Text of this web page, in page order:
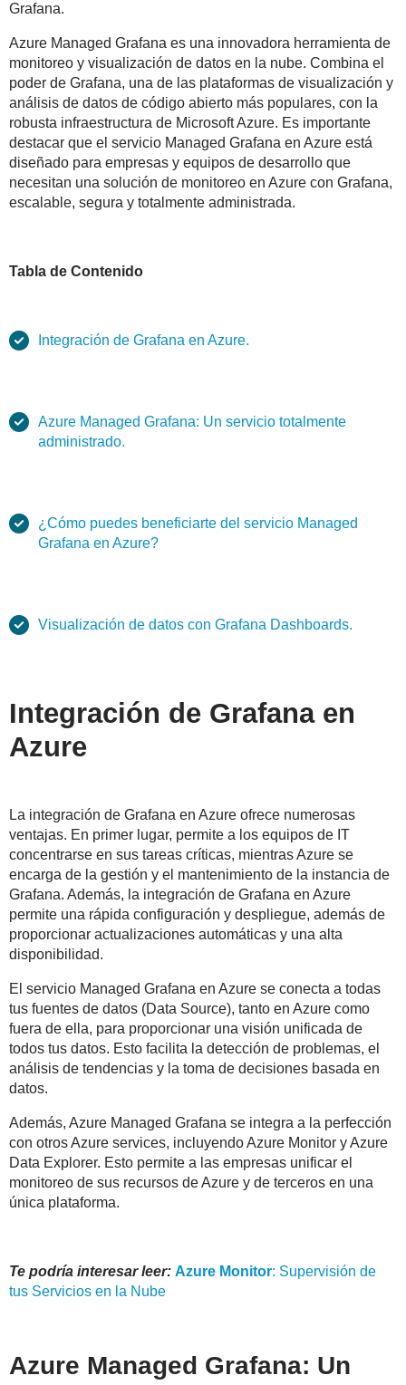
Grafana.
Azure Managed Grafana es una innovadora herramienta de
monitoreo y visualización de datos en la nube. Combina el
poder de Grafana, una de las plataformas de visualización y
análisis de datos de código abierto más populares, con la
robusta infraestructura de Microsoft Azure. Es importante
destacar que el servicio Managed Grafana en Azure está
diseñado para empresas y equipos de desarrollo que
necesitan una solución de monitoreo en Azure con Grafana,
escalable, segura y totalmente administrada.
Tabla de Contenido
Integración de Grafana en Azure.
Azure Managed Grafana: Un servicio totalmente
administrado.
¿Cómo puedes beneficiarte del servicio Managed
Grafana en Azure?
Visualización de datos con Grafana Dashboards.
Integración de Grafana en
Azure
La integración de Grafana en Azure ofrece numerosas
ventajas. En primer lugar, permite a los equipos de IT
concentrarse en sus tareas críticas, mientras Azure se
encarga de la gestión y el mantenimiento de la instancia de
Grafana. Además, la integración de Grafana en Azure
permite una rápida configuración y despliegue, además de
proporcionar actualizaciones automáticas y una alta
disponibilidad.
El servicio Managed Grafana en Azure se conecta a todas
tus fuentes de datos (Data Source), tanto en Azure como
fuera de ella, para proporcionar una visión unificada de
todos tus datos. Esto facilita la detección de problemas, el
análisis de tendencias y la toma de decisiones basada en
datos.
Además, Azure Managed Grafana se integra a la perfección
con otros Azure services, incluyendo Azure Monitor y Azure
Data Explorer. Esto permite a las empresas unificar el
monitoreo de sus recursos de Azure y de terceros en una
única plataforma.
Te podría interesar leer: Azure Monitor: Supervisión de
tus Servicios en la Nube
Azure Managed Grafana: Un